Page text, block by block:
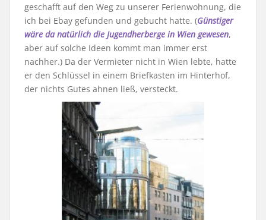
geschafft auf den Weg zu unserer Ferienwohnung, die
ich bei Ebay gefunden und gebucht hatte. (Günstiger
wäre da natürlich die Jugendherberge in Wien gewesen,
aber auf solche Ideen kommt man immer erst
nachher.) Da der Vermieter nicht in Wien lebte, hatte
er den Schlüssel in einem Briefkasten im Hinterhof,
der nichts Gutes ahnen ließ, versteckt.